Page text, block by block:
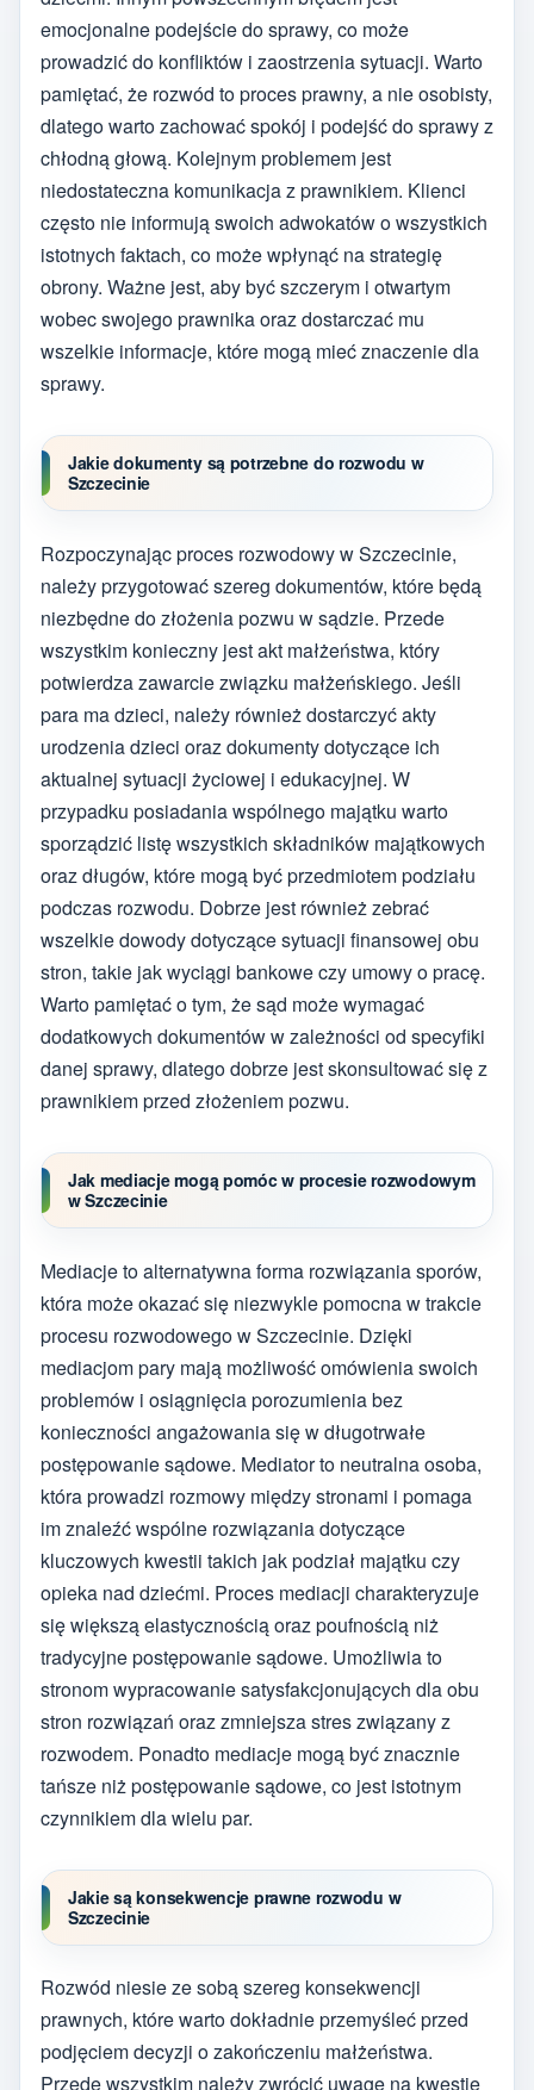
emocjonalne podejście do sprawy, co może
prowadzić do konfliktów i zaostrzenia sytuacji. Warto
pamiętać, że rozwód to proces prawny, a nie osobisty,
dlatego warto zachować spokój i podejść do sprawy z
chłodną głową. Kolejnym problemem jest
niedostateczna komunikacja z prawnikiem. Klienci
często nie informują swoich adwokatów o wszystkich
istotnych faktach, co może wpłynąć na strategię
obrony. Ważne jest, aby być szczerym i otwartym
wobec swojego prawnika oraz dostarczać mu
wszelkie informacje, które mogą mieć znaczenie dla
sprawy.
Jakie dokumenty są potrzebne do rozwodu w
Szczecinie
Rozpoczynając proces rozwodowy w Szczecinie,
należy przygotować szereg dokumentów, które będą
niezbędne do złożenia pozwu w sądzie. Przede
wszystkim konieczny jest akt małżeństwa, który
potwierdza zawarcie związku małżeńskiego. Jeśli
para ma dzieci, należy również dostarczyć akty
urodzenia dzieci oraz dokumenty dotyczące ich
aktualnej sytuacji życiowej i edukacyjnej. W
przypadku posiadania wspólnego majątku warto
sporządzić listę wszystkich składników majątkowych
oraz długów, które mogą być przedmiotem podziału
podczas rozwodu. Dobrze jest również zebrać
wszelkie dowody dotyczące sytuacji finansowej obu
stron, takie jak wyciągi bankowe czy umowy o pracę.
Warto pamiętać o tym, że sąd może wymagać
dodatkowych dokumentów w zależności od specyfiki
danej sprawy, dlatego dobrze jest skonsultować się z
prawnikiem przed złożeniem pozwu.
Jak mediacje mogą pomóc w procesie rozwodowym
w Szczecinie
Mediacje to alternatywna forma rozwiązania sporów,
która może okazać się niezwykle pomocna w trakcie
procesu rozwodowego w Szczecinie. Dzięki
mediacjom pary mają możliwość omówienia swoich
problemów i osiągnięcia porozumienia bez
konieczności angażowania się w długotrwałe
postępowanie sądowe. Mediator to neutralna osoba,
która prowadzi rozmowy między stronami i pomaga
im znaleźć wspólne rozwiązania dotyczące
kluczowych kwestii takich jak podział majątku czy
opieka nad dziećmi. Proces mediacji charakteryzuje
się większą elastycznością oraz poufnością niż
tradycyjne postępowanie sądowe. Umożliwia to
stronom wypracowanie satysfakcjonujących dla obu
stron rozwiązań oraz zmniejsza stres związany z
rozwodem. Ponadto mediacje mogą być znacznie
tańsze niż postępowanie sądowe, co jest istotnym
czynnikiem dla wielu par.
Jakie są konsekwencje prawne rozwodu w
Szczecinie
Rozwód niesie ze sobą szereg konsekwencji
prawnych, które warto dokładnie przemyśleć przed
podjęciem decyzji o zakończeniu małżeństwa.
Przede wszystkim należy zwrócić uwagę na kwestie